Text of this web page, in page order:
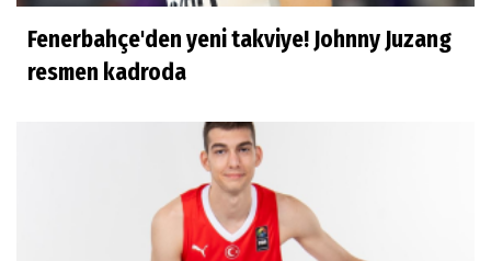
İhsan Bayülken
İyi ki...
Esmeral Tunçluer
Batur Abi anısına...
Fenerbahçe'den yeni takviye! Johnny Juzang
resmen kadroda